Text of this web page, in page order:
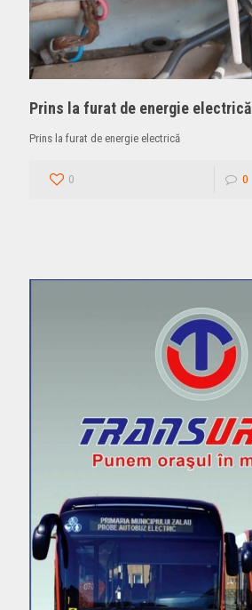
Prins la furat de energie electrică
Prins la furat de energie electrică
0 0